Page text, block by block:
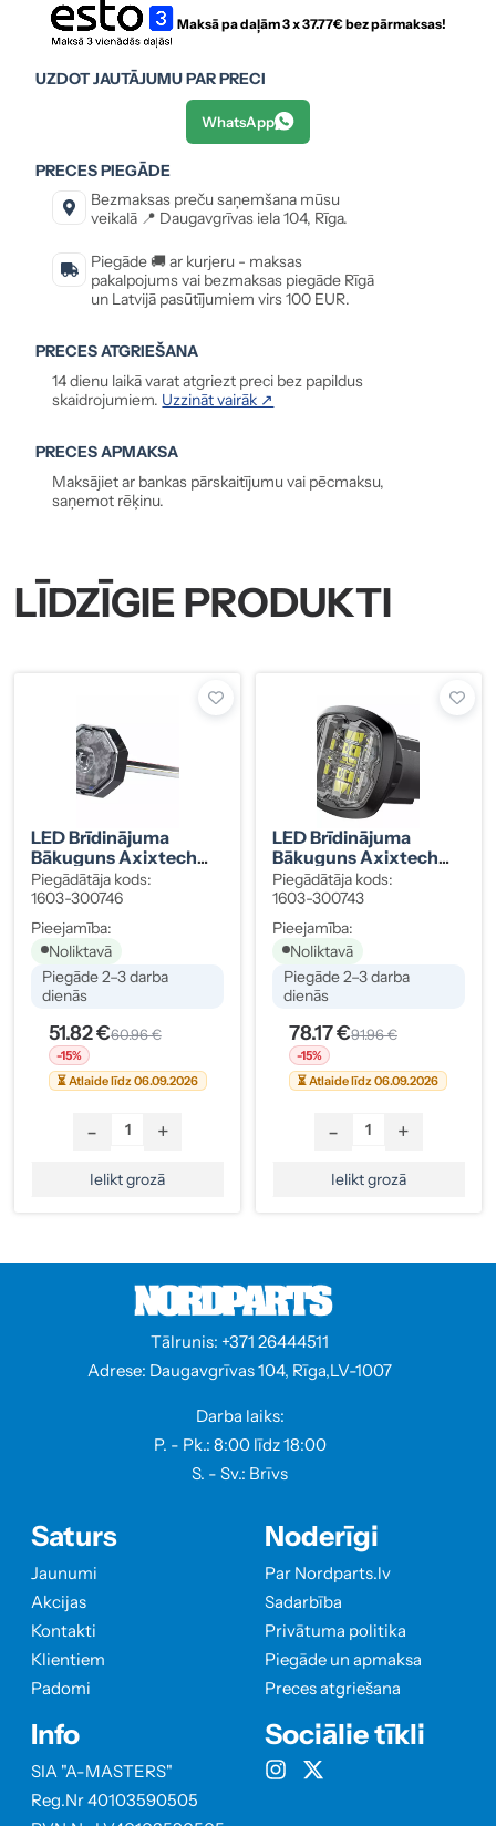
Maksā pa daļām 3 x37.77€ bez pārmaksas!
UZDOT JAUTĀJUMU PAR PRECI
WhatsApp
PRECES PIEGĀDE
Bezmaksas preču saņemšana mūsu
veikalā 📍 Daugavgrīvas iela 104, Rīga.
Piegāde 🚚 ar kurjeru - maksas
pakalpojums vai bezmaksas piegāde Rīgā
un Latvijā pasūtījumiem virs 100 EUR.
PRECES ATGRIEŠANA
14 dienu laikā varat atgriezt preci bez papildus
skaidrojumiem. Uzzināt vairāk ↗
PRECES APMAKSA
Maksājiet ar bankas pārskaitījumu vai pēcmaksu,
saņemot rēķinu.
LĪDZĪGIE PRODUKTI
LED Brīdinājuma
Bākuguns Axixtech
OF01 Zilā
Piegādātāja kods:
1603-300746
Pieejamība:
Noliktavā
Piegāde 2–3 darba
dienās
51.82 €60.96 €
-15%
⏳ Atlaide līdz 06.09.2026
- +
Ielikt grozā
LED Brīdinājuma
Bākuguns Axixtech
CR06-W Platleņķa Zilā
Piegādātāja kods:
1603-300743
Pieejamība:
Noliktavā
Piegāde 2–3 darba
dienās
78.17 €91.96 €
-15%
⏳ Atlaide līdz 06.09.2026
- +
Ielikt grozā
Tālrunis: +371 26444511
Adrese: Daugavgrīvas 104, Rīga,LV-1007
Darba laiks:
P. - Pk.: 8:00 līdz 18:00
S. - Sv.: Brīvs
Saturs
Jaunumi
Akcijas
Kontakti
Klientiem
Padomi
Info
SIA "A-MASTERS"
Reg.Nr 40103590505
Noderīgi
Par Nordparts.lv
Sadarbība
Privātuma politika
Piegāde un apmaksa
Preces atgriešana
Sociālie tīkli